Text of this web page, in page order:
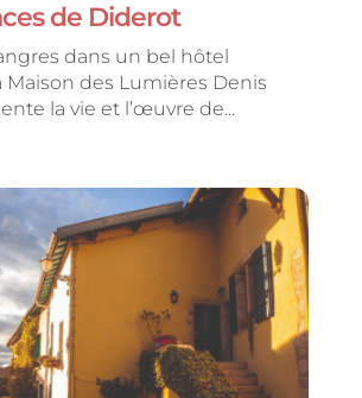
de Diderot
dans un bel hôtel
Maison des Lumières Denis
la vie et l’œuvre de...